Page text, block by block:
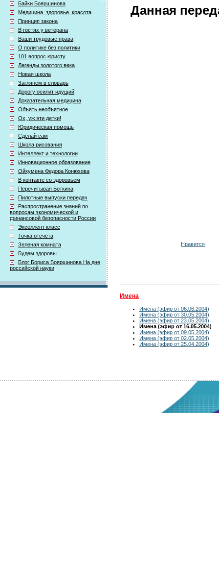
Байки Бояршинова
Медицина. здоровье. красота
Принцип закона
В гостях у ветерана
Ваши трудовые права
О политике без политики
101 вопрос юристу
Легенды золотого века
Новая школа
Заглянем в словарь
Дорогу осилит идущий
Доказательная медицина
Объять необъятное
Ох, уж эти детки!
Юридическая помощь
Сделай сам
Школа рисования
Интеллект и технологии
Инновационное образование
Ойкумена Федора Конюхова
В контакте со здоровьем
Перечитывая Боткина
Пилотные выпуски передач
Распространение знаний по
вопросам экономической и
финансовой безопасности России
Экселлент класс
Точка отсчета
Зеленая комната
Будем здоровы
Блог Бориса Бояршинова На дне
российской науки
Данная
Нравится
Имена
Имена (эфир от 06.06.2004)
Имена (эфир от 30.05.2004)
Имена (эфир от 23.05.2004)
Имена (эфир от 16.05.2004)
Имена (эфир от 09.05.2004)
Имена (эфир от 02.05.2004)
Имена (эфир от 25.04.2004)